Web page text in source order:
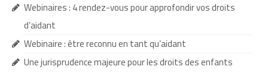
Demande d’allocations
Taux de handicap et carte d’invalidité
Webinaires : 4 rendez-vous pour approfondir vos droits
d’aidant
Webinaire : être reconnu en tant qu’aidant
Une jurisprudence majeure pour les droits des enfants